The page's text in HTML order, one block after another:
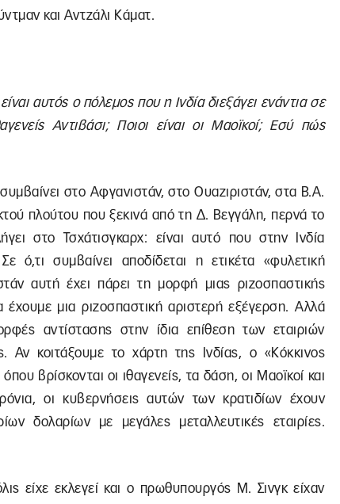
και Αντζάλι Κάματ.
αυτός ο πόλεμος που η Ινδία διεξάγει ενάντια σε
Αντιβάσι; Ποιοι είναι οι Μαοϊκοί; Εσύ πώς
στο Αφγανιστάν, στο Ουαζιριστάν, στα Β.Α.
πλούτου που ξεκινά από τη Δ. Βεγγάλη, περνά το
στο Τσχάτισγκαρχ: είναι αυτό που στην Ινδία
ό,τι συμβαίνει αποδίδεται η ετικέτα «φυλετική
αυτή έχει πάρει τη μορφή μιας ριζοσπαστικής
έχουμε μια ριζοσπαστική αριστερή εξέγερση. Αλλά
αντίστασης στην ίδια επίθεση των εταιριών
Αν κοιτάξουμε το χάρτη της Ινδίας, ο «Κόκκινος
βρίσκονται οι ιθαγενείς, τα δάση, οι Μαοϊκοί και
οι κυβερνήσεις αυτών των κρατιδίων έχουν
δολαρίων με μεγάλες μεταλλευτικές εταιρίες.
είχε εκλεγεί και ο πρωθυπουργός Μ. Σινγκ είχαν